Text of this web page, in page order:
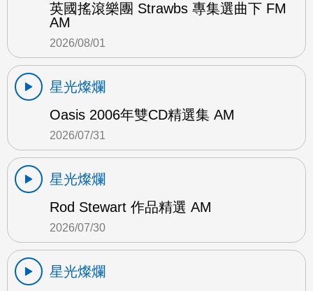
英國搖滾樂團 Strawbs 專集選曲下 FM
AM
2026/08/01
星光燦爛
Oasis 2006年雙CD精選集 AM
2026/07/31
星光燦爛
Rod Stewart 作品精選 AM
2026/07/30
星光燦爛